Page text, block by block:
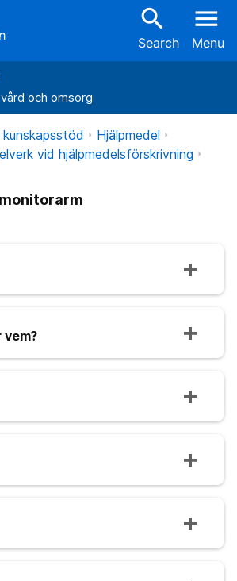
search
Search
menu
Menu
och omsorg
Hjälpmedel
vid hjälpmedelsförskrivning
vem?